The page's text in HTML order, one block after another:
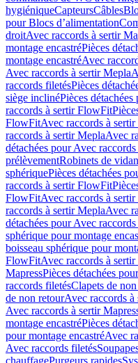
hygiéniqueCapteursCâbles
pour Blocs d’alimentation
droitAvec raccords à sertir
montage encastréPièces
montage encastréAvec
Avec raccords à sertir Mepla
raccords filetésPièces
siège inclinéPièces
raccords à sertir FlowFit
FlowFitAvec raccords à
raccords à sertir MeplaAvec
détachées pour Avec
prélèvementRobinets de
sphériquePièces détachées
raccords à sertir FlowFit
FlowFitAvec raccords à
raccords à sertir MeplaAvec
détachées pour Avec
sphérique pour montage
boisseau sphérique pour
FlowFitAvec raccords à
MapressPièces détachées
raccords filetésClapets de
de non retourAvec raccords à
Avec raccords à sertir
montage encastréPièces
pour montage encastréAvec
Avec raccords filetés
chauffagePurgeurs rapides